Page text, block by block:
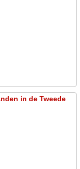
in de Tweede